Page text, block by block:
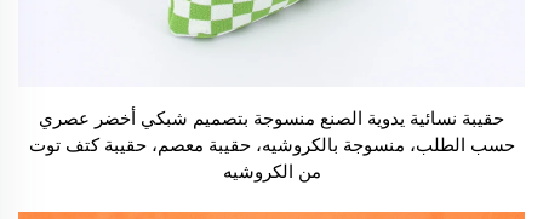
حقيبة نسائية يدوية الصنع منسوجة بتصميم شبكي أخضر عصري
حسب الطلب، منسوجة بالكروشيه، حقيبة معصم، حقيبة كتف توت
من الكروشيه